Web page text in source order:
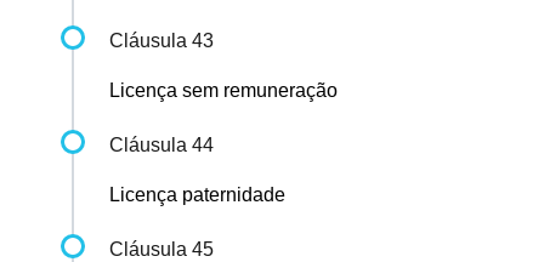
Cláusula 43
Licença sem remuneração
Cláusula 44
Licença paternidade
Cláusula 45